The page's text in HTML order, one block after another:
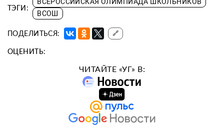
ТЭГИ:
ВСЕРОССИЙСКАЯ ОЛИМПИАДА ШКОЛЬНИКОВ
ВСОШ
ПОДЕЛИТЬСЯ: 🔗
ОЦЕНИТЬ:
ЧИТАЙТЕ «УГ» В: